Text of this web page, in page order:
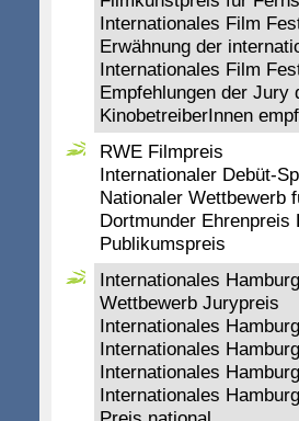
Internationales Film
Erwähnung der
Internationales Film
Empfehlungen der Jury
KinobetreiberInnen
RWE Filmpreis
Internationaler Debüt-
Nationaler Wettbewerb
Dortmunder Ehrenpreis
Publikumspreis
Internationales
Wettbewerb Jurypreis
Internationales
Internationales
Internationales
Internationales